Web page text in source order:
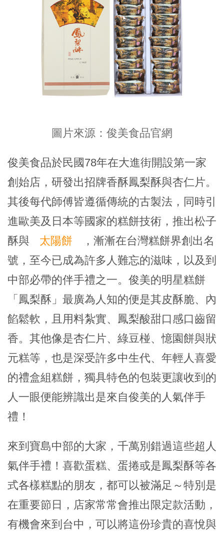
圖片來源：俊美食品官網
俊美食品於民國78年在大進街開設第一家
創始店，研發出招牌香酥鳳梨酥與杏仁片。
其後每代師傅皆遵循傳統的古製法，同時引
進歐美及日本等國家的糕餅技術，推出松子
酥與
太陽餅
，漸漸在台灣糕餅界創出名
號，至今已成為許多人難忘的滋味，以及到
中部必帶的伴手禮之一。俊美的明星糕餅
「鳳梨酥」最廣為人知的便是其皮酥脆、內
餡鬆軟，且用料紮實、鳳梨酸甜口感口齒留
香。其他像是杏仁片、綠豆椪、憶園餅與狀
元糕等，也是深受許多中生代、年輕人喜愛
的禮盒組糕餅，獨具特色的包裝更讓收到的
人一眼便能辨識出是來自俊美的人氣伴手
禮！
來到寶島中部的大家，千萬別錯過這些超人
氣伴手禮！喜歡蛋糕、蛋捲或是鳳梨酥等各
式各樣糕點的朋友，都可以被滿足～特別是
在重要節日，店家常常會推出限定款活動，
有機會來到台中，可以將這份珍貴的喜悅與